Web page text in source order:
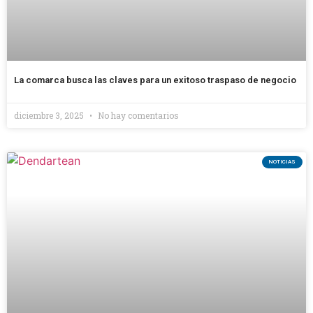
La comarca busca las claves para un exitoso traspaso de negocio
diciembre 3, 2025 No hay comentarios
NOTICIAS